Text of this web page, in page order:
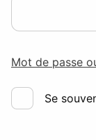
Mot de passe
Se